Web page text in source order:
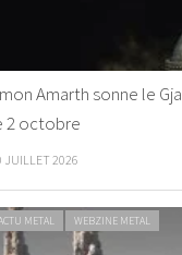
Amarth sonne le
2 octobre
JUILLET 2026
METAL WEBZINE METAL